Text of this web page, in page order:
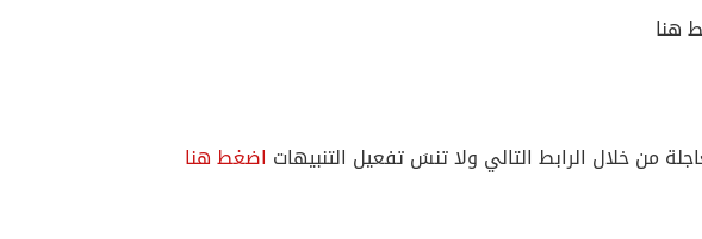
هنا
من خلال الرابط التالي ولا تنسَ تفعيل التنبيهات اضغط هنا